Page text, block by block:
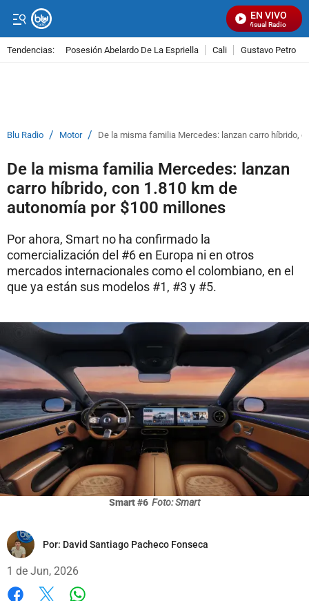
EN VIVO
Señal Visual Radio
Tendencias: Posesión Abelardo De La Espriella Cali Gustavo Petro
Blu Radio / Motor / De la misma familia Mercedes: lanzan carro híbrido,
De la misma familia Mercedes: lanzan
carro híbrido, con 1.810 km de
autonomía por $100 millones
Por ahora, Smart no ha confirmado la
comercialización del #6 en Europa ni en otros
mercados internacionales como el colombiano, en el
que ya están sus modelos #1, #3 y #5.
Smart #6 Foto: Smart
Por: David Santiago Pacheco Fonseca
1 de Jun, 2026